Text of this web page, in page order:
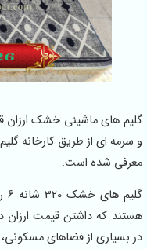
و سرمه ای از طریق کارخانه
معرفی شده است.
هستند که داشتن قیمت
در بسیاری از فضاهای